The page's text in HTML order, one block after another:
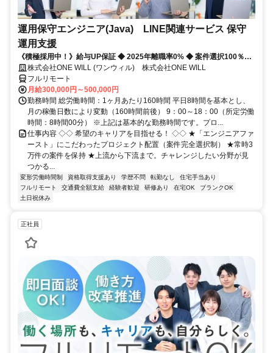
運用保守エンジニア(Java) LINE関連サービス 保守
運用支援
《積極採用中！》給与UP保証 ◆ 2025年離職率0% ◆ 案件選択100％！
◆ 平均残業7時間！
株式会社ONE WILL (ワンウィル) 株式会社ONE WILL
フルリモート
月給300,000円～500,000円
勤務時間 総労働時間：1ヶ月あたり160時間 平日8時間を基本とし、
月の稼働日数により変動（160時間前後） 9：00～18：00（所定労働
時間：8時間00分） ※上記は基本的な勤務時間です。プロ...
仕事内容 ◇◇ 希望のキャリアを目指せる！ ◇◇ ★「エンジニアファ
ースト」にこだわったプロジェクト配置（案件完全選択制） ★常時3
万件の案件を保持 ★上流から下流まで。チャレンジしたい分野が見
つかる...
変形労働時間制 資格取得支援あり 学歴不問 転勤なし
住宅手当あり
フルリモート
交通費全額支給 経験者歓迎 研修あり 在宅OK
ブランクOK
土日祝休み
正社員